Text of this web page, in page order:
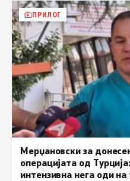
ПРИЛОГ
Мерџановски за
операцијата од
интензивна нега оди на